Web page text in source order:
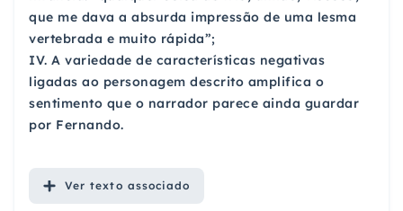
que me dava a absurda impressão de uma lesma
vertebrada e muito rápida”;
IV. A variedade de características negativas
ligadas ao personagem descrito amplifica o
sentimento que o narrador parece ainda guardar
por Fernando.
Ver texto associado